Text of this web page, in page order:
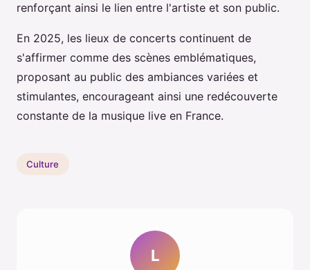
renforçant ainsi le lien entre l'artiste et son public.
En 2025, les lieux de concerts continuent de
s'affirmer comme des scènes emblématiques,
proposant au public des ambiances variées et
stimulantes, encourageant ainsi une redécouverte
constante de la musique live en France.
Culture
L